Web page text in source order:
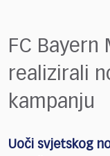
FC Bayern
realizirali
kampanju
Uoči svjetskog